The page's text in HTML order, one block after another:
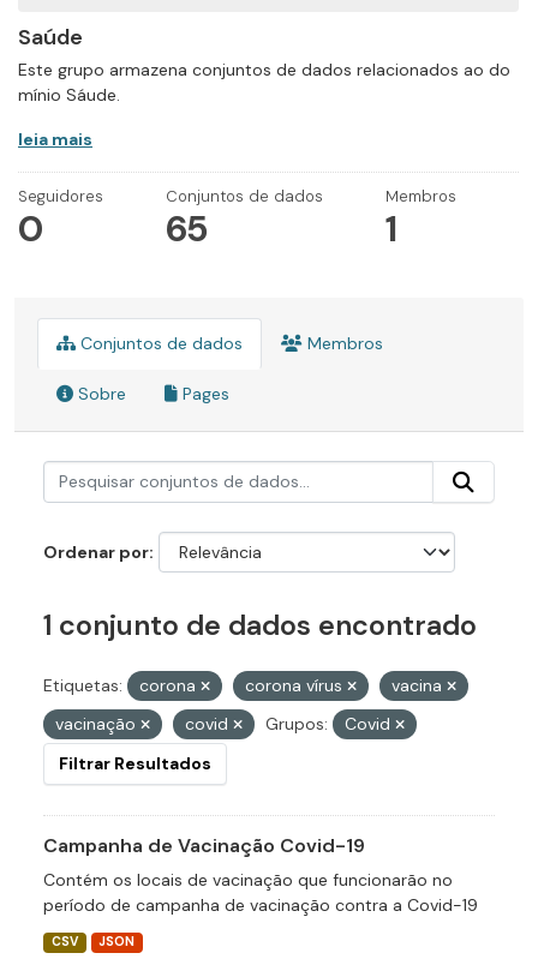
Saúde
Este grupo armazena conjuntos de dados relacionados ao do
mínio Sáude.
leia mais
Seguidores
0
Conjuntos de dados
65
Membros
1
Conjuntos de dados Membros
Sobre Pages
Ordenar por
1 conjunto de dados encontrado
Etiquetas: corona corona vírus
vacina
vacinação
covid Grupos:
Covid
Filtrar Resultados
Campanha de Vacinação Covid-19
Contém os locais de vacinação que funcionarão no
período de campanha de vacinação contra a Covid-19
CSV JSON